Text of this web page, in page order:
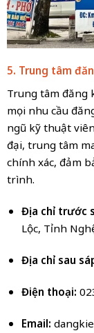
5. Trung tâm
Trung tâm đăng
mọi nhu cầu
ngũ kỹ thuật
đại, trung tâm
chính xác, đảm
trình.
Địa chỉ trước
Lộc, Tỉnh
Địa chỉ sau
Điện thoại:
Email: